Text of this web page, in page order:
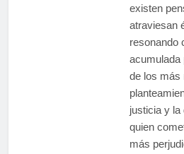
existen
atraviesan
resonando
acumulada
de los más
justicia y la
quien
más